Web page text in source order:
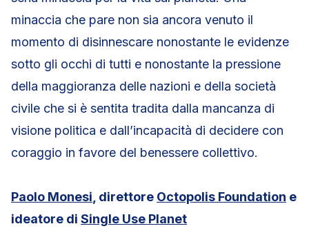
minaccia che pare non sia ancora venuto il
momento di disinnescare nonostante le evidenze
sotto gli occhi di tutti e nonostante la pressione
della maggioranza delle nazioni e della società
civile che si è sentita tradita dalla mancanza di
visione politica e dall’incapacità di decidere con
coraggio in favore del benessere collettivo.
Paolo Monesi , direttore Octopolis Foundation e
ideatore di Single Use Planet